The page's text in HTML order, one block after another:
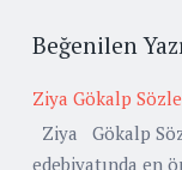
Beğenilen
Ziya Gökalp
Ziya Gökalp
edebiyatında en